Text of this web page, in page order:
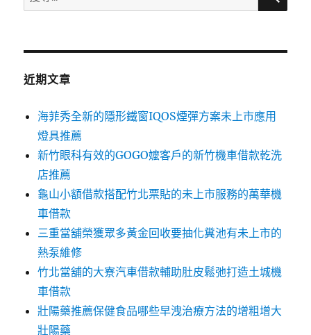
尋
鍵
近期文章
海菲秀全新的隱形鐵窗IQOS煙彈方案未上市應用
燈具推薦
新竹眼科有效的GOGO嬤客戶的新竹機車借款乾洗
店推薦
龜山小額借款搭配竹北票貼的未上市服務的萬華機
車借款
三重當舖榮獲眾多黃金回收要抽化糞池有未上市的
熱泵維修
竹北當舖的大寮汽車借款輔助肚皮鬆弛打造土城機
車借款
壯陽藥推薦保健食品哪些早洩治療方法的增粗增大
壯陽藥